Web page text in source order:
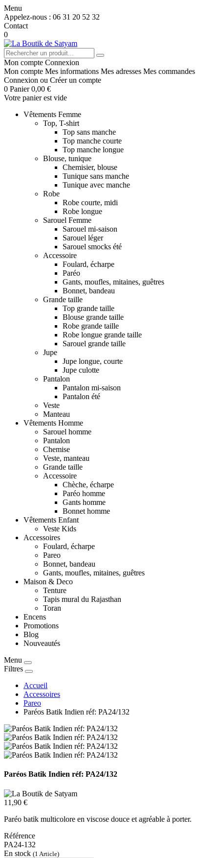
Menu
Appelez-nous : 06 31 20 52 32
Contact
0
Mon compte Connexion
Mon compte Mes informations Mes adresses Mes commandes
Connexion ou Créer un compte
0 Panier 0,00 €
Votre panier est vide
Vêtements Femme
Top, T-shirt
Top sans manche
Top manche courte
Top manche longue
Blouse, tunique
Chemisier, blouse
Tunique sans manche
Tunique avec manche
Robe
Robe courte, midi
Robe longue
Sarouel Femme
Sarouel mi-saison
Sarouel léger
Sarouel smocks été
Accessoire
Foulard, écharpe
Paréo
Gants, moufles, mitaines, guêtres
Bonnet, bandeau
Grande taille
Top grande taille
Blouse grande taille
Robe grande taille
Robe longue grande taille
Sarouel grande taille
Jupe
Jupe longue, courte
Jupe culotte
Pantalon
Pantalon mi-saison
Pantalon été
Veste
Manteau
Vêtements Homme
Sarouel homme
Pantalon
Chemise
Veste, manteau
Grande taille
Accessoire
Chèche, écharpe
Paréo homme
Gants homme
Bonnet homme
Vêtements Enfant
Veste Kids
Accessoires
Foulard, écharpe
Pareo
Bonnet, bandeau
Gants, moufles, mitaines, guêtres
Maison & Deco
Tenture
Tapis mural du Rajasthan
Toran
Encens
Promotions
Blog
Nouveautés
Menu
Filtres
Accueil
Accessoires
Pareo
Paréos Batik Indien réf: PA24/132
Paréos Batik Indien réf: PA24/132
11,90 €
Paréo batik multicolore en viscose douce et agréable à porter.
Référence
PA24-132
En stock (1 Article)